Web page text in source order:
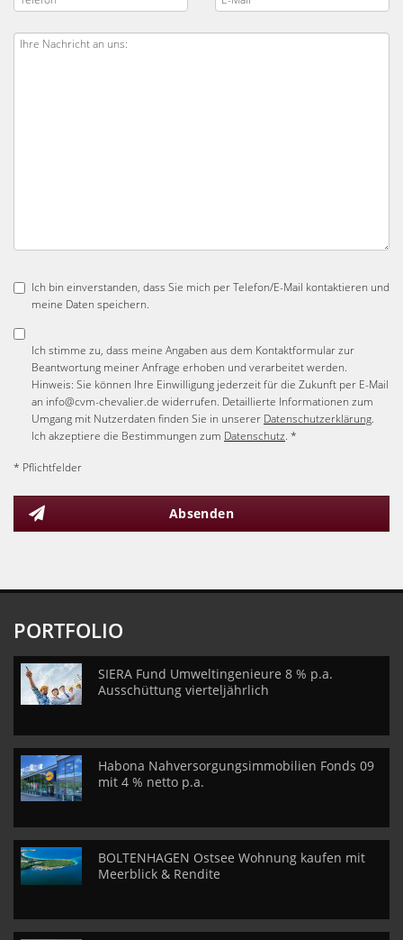
Ich bin einverstanden, dass Sie mich per Telefon/E-Mail kontaktieren und
meine Daten speichern.
Ich stimme zu, dass meine Angaben aus dem Kontaktformular zur
Beantwortung meiner Anfrage erhoben und verarbeitet werden.
Hinweis: Sie können Ihre Einwilligung jederzeit für die Zukunft per E-Mail
an info@cvm-chevalier.de widerrufen. Detaillierte Informationen zum
Umgang mit Nutzerdaten finden Sie in unserer Datenschutzerklärung.
Ich akzeptiere die Bestimmungen zum Datenschutz. *
* Pflichtfelder
Absenden
PORTFOLIO
SIERA Fund Umweltingenieure 8 % p.a.
Ausschüttung vierteljährlich
Habona Nahversorgungsimmobilien Fonds 09
mit 4 % netto p.a.
BOLTENHAGEN Ostsee Wohnung kaufen mit
Meerblick & Rendite